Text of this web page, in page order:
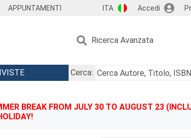
APPUNTAMENTI ITA Accedi
Ricerca Avanzata
Cerca:
BREAK FROM JULY 30 TO AUGUST 23